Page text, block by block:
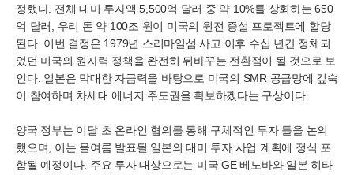
정했다. 전체 대미 투자액 5,500억 달러 중 약 10%를 상회하는 650
억 달러, 우리 돈 약 100조 원이 미국의 원전 증설 프로젝트에 할당
된다. 이번 결정은 1979년 스리마일섬 사고 이후 수십 년간 정체되
었던 미국의 원자력 정책을 완전히 뒤바꾸는 전환점이 될 것으로 보
인다. 일본은 막대한 자금력을 바탕으로 미국의 SMR 공급망에 깊숙
이 참여하며 차세대 에너지 주도권을 확보하겠다는 구상이다.
양국 정부는 이달 초 온라인 협의를 통해 구체적인 투자 틀을 논의
했으며, 이는 올여름 발표될 일본의 대미 투자 사업 계획에 정식 포
함될 예정이다. 주요 투자 대상으로는 미국 GE 베노바와 일본 히타